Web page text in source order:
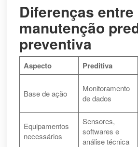
Diferenças entre
manutenção
preventiva
Aspecto Preditiva
Base de ação
Monitoramento
de dados
Equipamentos
necessários
Sensores,
softwares e
análise técnica